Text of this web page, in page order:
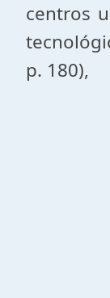
centros
p. 180),